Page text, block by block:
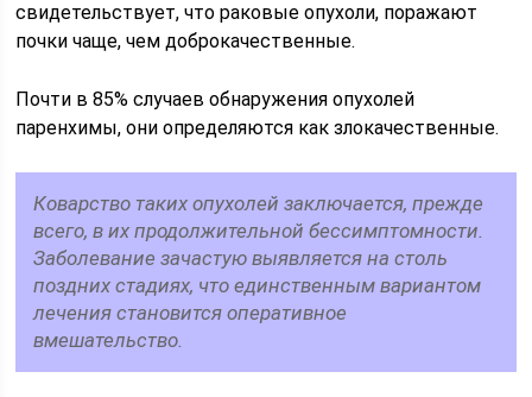
свидетельствует, что раковые опухоли, поражают
почки чаще, чем доброкачественные.
Почти в 85% случаев обнаружения опухолей
паренхимы, они определяются как злокачественные.
Коварство таких опухолей заключается, прежде
всего, в их продолжительной бессимптомности.
Заболевание зачастую выявляется на столь
поздних стадиях, что единственным вариантом
лечения становится оперативное
вмешательство.